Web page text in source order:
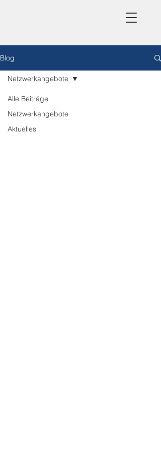
Blog
Alle Beiträge
Netzwerkangebote
Aktuelles
Netzwerkangebote